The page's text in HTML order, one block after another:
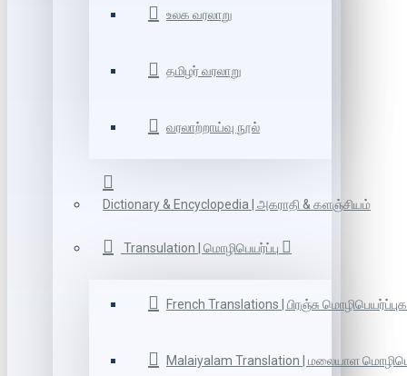
உலக வரலாறு
தமிழர் வரலாறு
வரலாற்றாய்வு நூல்
Dictionary & Encyclopedia | அகராதி & களஞ்சியம்
Transulation | மொழிபெயர்ப்பு
French Translations | பிரஞ்சு
Malaiyalam Translation | மலையாள